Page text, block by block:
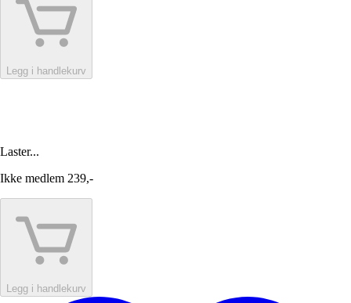
Legg i handlekurv
Laster...
Ikke medlem 239,-
Legg i handlekurv